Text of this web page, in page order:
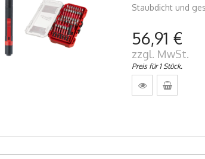
Staubdicht und
56,91 €
zzgl. MwSt.
Preis für 1 Stück.